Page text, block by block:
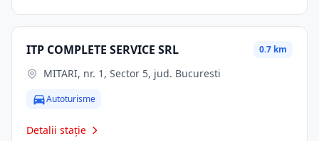
ITP COMPLETE SERVICE SRL 0.7 km
MITARI, nr. 1, Sector 5, jud. Bucuresti
Autoturisme
Detalii stație